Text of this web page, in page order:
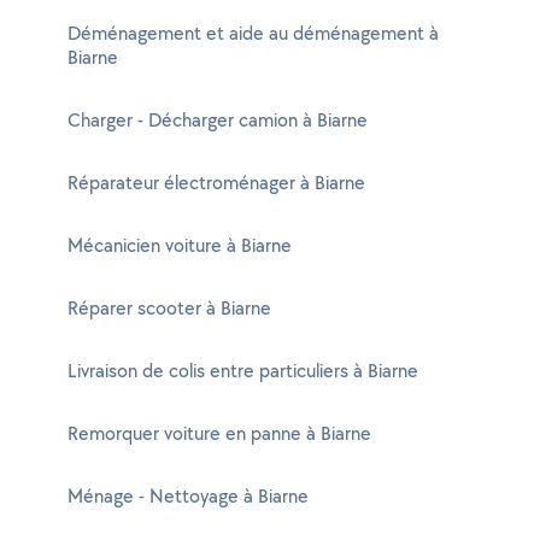
Déménagement et aide au déménagement à
Biarne
Charger - Décharger camion à Biarne
Réparateur électroménager à Biarne
Mécanicien voiture à Biarne
Réparer scooter à Biarne
Livraison de colis entre particuliers à Biarne
Remorquer voiture en panne à Biarne
Ménage - Nettoyage à Biarne